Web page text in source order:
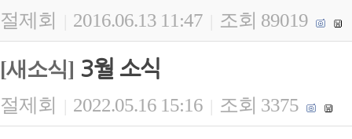
절제회 2016.06.13 11:47 조회 89019
[새소식] 3월 소식
절제회 | 2022.05.16 15:16 | 조회 3375